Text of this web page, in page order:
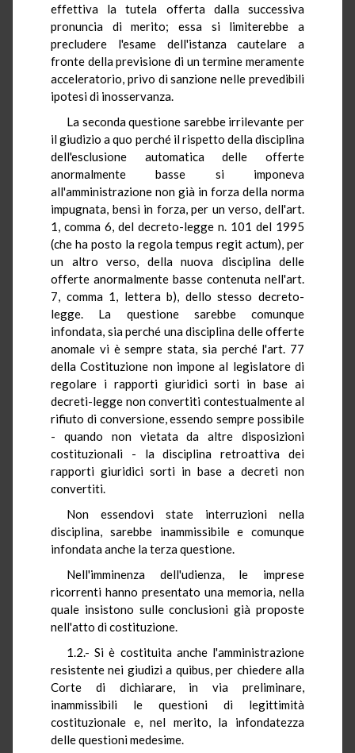
effettiva la tutela offerta dalla successiva
pronuncia di merito; essa si limiterebbe a
precludere l'esame dell'istanza cautelare a
fronte della previsione di un termine meramente
acceleratorio, privo di sanzione nelle prevedibili
ipotesi di inosservanza.
La seconda questione sarebbe irrilevante per
il giudizio a quo perché il rispetto della disciplina
dell'esclusione automatica delle offerte
anormalmente basse si imponeva
all'amministrazione non già in forza della norma
impugnata, bensì in forza, per un verso, dell'art.
1, comma 6, del decreto-legge n. 101 del 1995
(che ha posto la regola tempus regit actum), per
un altro verso, della nuova disciplina delle
offerte anormalmente basse contenuta nell'art.
7, comma 1, lettera b), dello stesso decreto-
legge. La questione sarebbe comunque
infondata, sia perché una disciplina delle offerte
anomale vi è sempre stata, sia perché l'art. 77
della Costituzione non impone al legislatore di
regolare i rapporti giuridici sorti in base ai
decreti-legge non convertiti contestualmente al
rifiuto di conversione, essendo sempre possibile
- quando non vietata da altre disposizioni
costituzionali - la disciplina retroattiva dei
rapporti giuridici sorti in base a decreti non
convertiti.
Non essendovi state interruzioni nella
disciplina, sarebbe inammissibile e comunque
infondata anche la terza questione.
Nell'imminenza dell'udienza, le imprese
ricorrenti hanno presentato una memoria, nella
quale insistono sulle conclusioni già proposte
nell'atto di costituzione.
1.2.- Si è costituita anche l'amministrazione
resistente nei giudizi a quibus, per chiedere alla
Corte di dichiarare, in via preliminare,
inammissibili le questioni di legittimità
costituzionale e, nel merito, la infondatezza
delle questioni medesime.